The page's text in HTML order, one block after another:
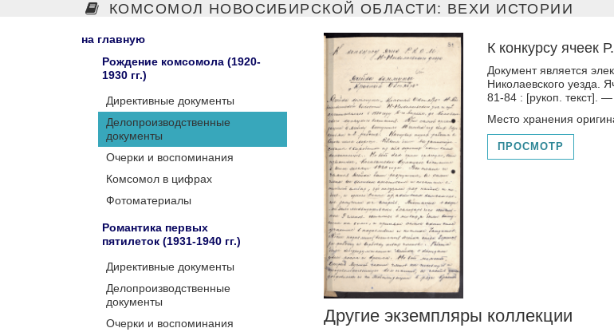
КОМСОМОЛ НОВОСИБИРСКОЙ ОБЛАСТИ: ВЕХИ ИСТОРИИ
на главную
Рождение комсомола (1920-
1930 гг.)
Директивные документы
Делопроизводственные
документы
Очерки и воспоминания
Комсомол в цифрах
Фотоматериалы
Романтика первых
пятилеток (1931-1940 гг.)
Директивные документы
Делопроизводственные
документы
Очерки и воспоминания
К конкурсу ячеек
Документ является
Николаевского уезда.
81-84 : [рукоп. текст].
Место хранения
ПРОСМОТР
Другие экземпляры коллекции